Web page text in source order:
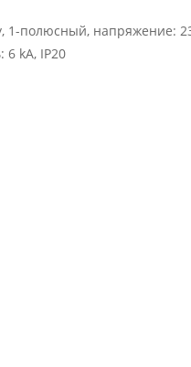
полюсный, напряжение:
kA, IP20